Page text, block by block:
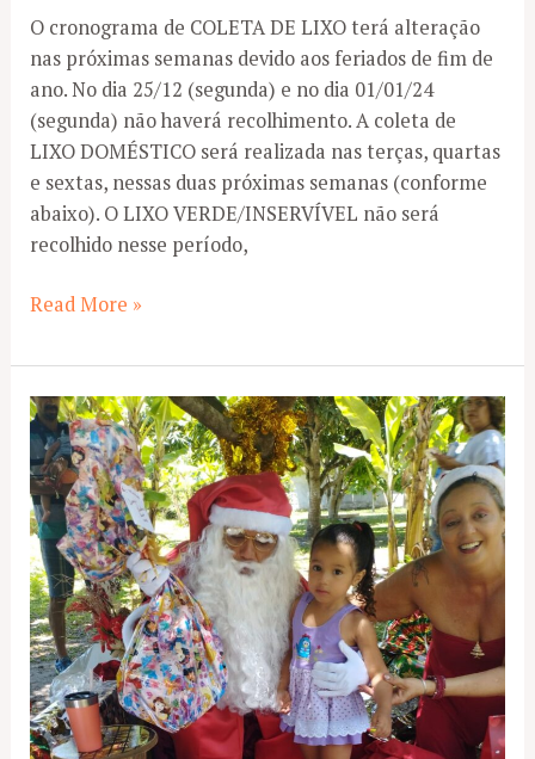
O cronograma de COLETA DE LIXO terá alteração
nas próximas semanas devido aos feriados de fim de
ano. No dia 25/12 (segunda) e no dia 01/01/24
(segunda) não haverá recolhimento. A coleta de
LIXO DOMÉSTICO será realizada nas terças, quartas
e sextas, nessas duas próximas semanas (conforme
abaixo). O LIXO VERDE/INSERVÍVEL não será
recolhido nesse período,
Coleta
Lixo
Fim
de
Ano
2023
Read More »